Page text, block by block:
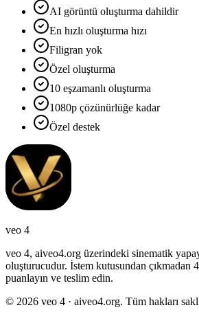
AI görüntü oluşturma dahildir
En hızlı oluşturma hızı
Filigran yok
Özel oluşturma
10 eşzamanlı oluşturma
1080p çözünürlüğe kadar
Özel destek
veo 4
veo 4, aiveo4.org üzerindeki sinematik
oluşturucudur. İstem kutusundan çıkmadan
puanlayın ve teslim edin.
© 2026 veo 4 · aiveo4.org. Tüm hakları